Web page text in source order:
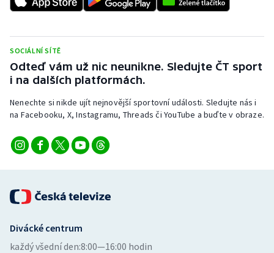
SOCIÁLNÍ SÍTĚ
Odteď vám už nic neunikne. Sledujte ČT sport
i na dalších platformách.
Nenechte si nikde ujít nejnovější sportovní události. Sledujte nás i
na Facebooku, X, Instagramu, Threads či YouTube a buďte v obraze.
Divácké centrum
každý všední den:8:00—16:00 hodin